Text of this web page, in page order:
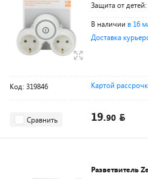
Защита от детей:
В наличии в 16
Доставка
Код: 319846 Картой
Сравнить 19.90
Разветвитель